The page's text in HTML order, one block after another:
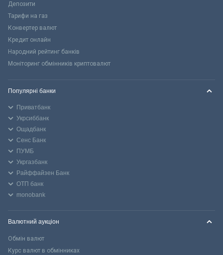
Депозити
Тарифи на газ
Конвертер валют
Кредит онлайн
Народний рейтинг банків
Моніторинг обмінників криптовалют
Популярні банки
Приватбанк
Укрсиббанк
Ощадбанк
Сенс Банк
ПУМБ
Укргазбанк
Райффайзен Банк
ОТП банк
monobank
Валютний аукціон
Обмін валют
Курс валют в обмінниках